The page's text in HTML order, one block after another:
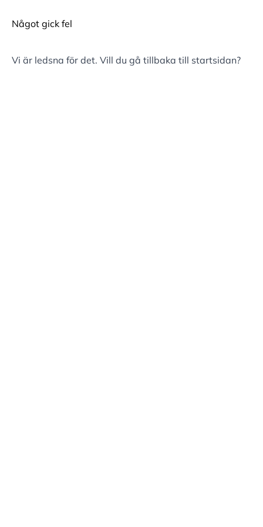
Något gick fel
Vi är ledsna för det. Vill du gå tillbaka till startsidan?